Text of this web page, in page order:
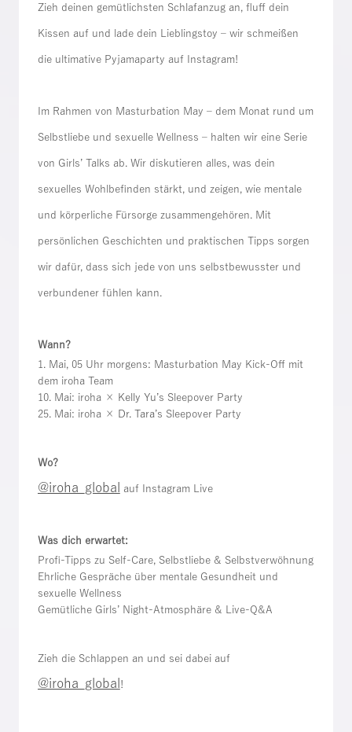
Zieh deinen gemütlichsten Schlafanzug an, fluff dein
Kissen auf und lade dein Lieblingstoy – wir schmeißen
die ultimative Pyjamaparty auf Instagram!
Im Rahmen von Masturbation May – dem Monat rund um
Selbstliebe und sexuelle Wellness – halten wir eine Serie
von Girls’ Talks ab. Wir diskutieren alles, was dein
sexuelles Wohlbefinden stärkt, und zeigen, wie mentale
und körperliche Fürsorge zusammengehören. Mit
persönlichen Geschichten und praktischen Tipps sorgen
wir dafür, dass sich jede von uns selbstbewusster und
verbundener fühlen kann.
Wann?
1. Mai, 05 Uhr morgens: Masturbation May Kick-Off mit
dem iroha Team
10. Mai: iroha ×
Kelly Yu’s Sleepover Party
25. Mai: iroha ×
Dr. Tara’s Sleepover Party
Wo?
@iroha_global auf Instagram Live
Was dich erwartet:
Profi-Tipps zu Self-Care, Selbstliebe & Selbstverwöhnung
Ehrliche Gespräche über mentale Gesundheit und
sexuelle Wellness
Gemütliche Girls’ Night-Atmosphäre & Live-Q&A
Zieh die Schlappen an und sei dabei auf
@iroha_global !